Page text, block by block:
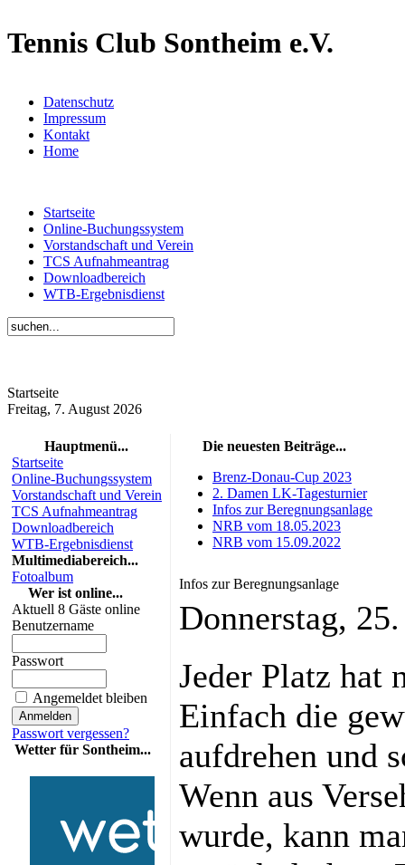
Tennis Club Sontheim e.V.
Datenschutz
Impressum
Kontakt
Home
Startseite
Online-Buchungssystem
Vorstandschaft und Verein
TCS Aufnahmeantrag
Downloadbereich
WTB-Ergebnisdienst
Startseite
Freitag, 7. August 2026
Hauptmenü...
Startseite
Online-Buchungssystem
Vorstandschaft und Verein
TCS Aufnahmeantrag
Downloadbereich
WTB-Ergebnisdienst
Multimediabereich...
Fotoalbum
Wer ist online...
Aktuell 8 Gäste online
Benutzername
Passwort
Angemeldet bleiben
Passwort vergessen?
Wetter für Sontheim...
Die neuesten Beiträge...
Brenz-Donau-Cup 2023
2. Damen LK-Tagesturnier
Infos zur Beregnungsanlage
NRB vom 18.05.2023
NRB vom 15.09.2022
Infos zur Beregnungsanlage
Donnerstag,
Jeder Platz hat
Einfach die
aufdrehen und
Wenn aus
wurde, kann